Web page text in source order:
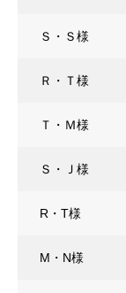
Ｓ・Ｓ様
Ｒ・Ｔ様
Ｔ・Ｍ様
Ｓ・Ｊ様
R・T様
M・N様